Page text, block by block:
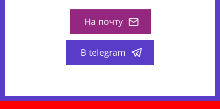
На почту
В telegram